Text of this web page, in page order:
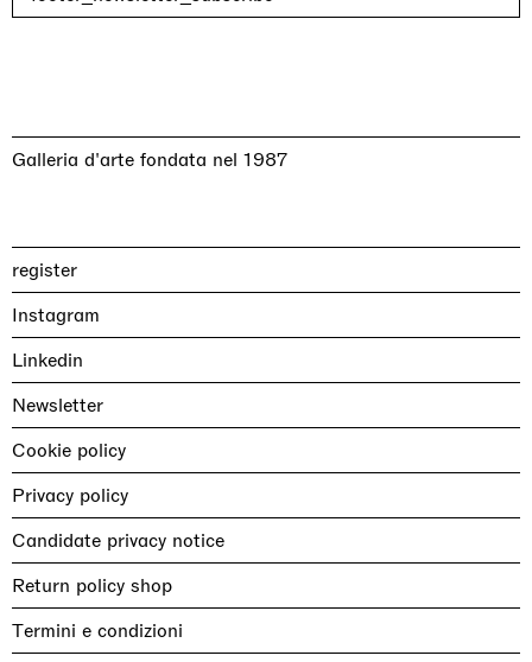
Galleria d'arte fondata nel 1987
register
Instagram
Linkedin
Newsletter
Cookie policy
Privacy policy
Candidate privacy notice
Return policy shop
Termini e condizioni